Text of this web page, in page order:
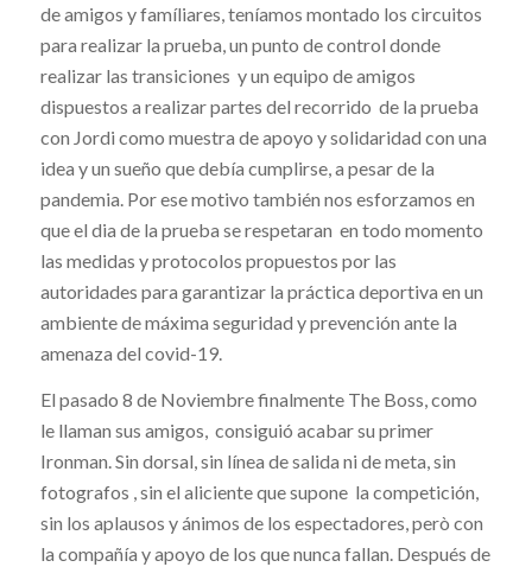
de amigos y famíliares, teníamos montado los circuitos
para realizar la prueba, un punto de control donde
realizar las transiciones y un equipo de amigos
dispuestos a realizar partes del recorrido de la prueba
con Jordi como muestra de apoyo y solidaridad con una
idea y un sueño que debía cumplirse, a pesar de la
pandemia. Por ese motivo también nos esforzamos en
que el dia de la prueba se respetaran en todo momento
las medidas y protocolos propuestos por las
autoridades para garantizar la práctica deportiva en un
ambiente de máxima seguridad y prevención ante la
amenaza del covid-19.
El pasado 8 de Noviembre finalmente The Boss, como
le llaman sus amigos, consiguió acabar su primer
Ironman. Sin dorsal, sin línea de salida ni de meta, sin
fotografos , sin el aliciente que supone la competición,
sin los aplausos y ánimos de los espectadores, però con
la compañía y apoyo de los que nunca fallan. Después de